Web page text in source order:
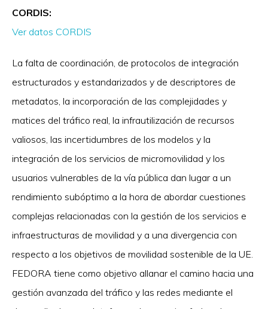
CORDIS:
Ver datos CORDIS
La falta de coordinación, de protocolos de integración
estructurados y estandarizados y de descriptores de
metadatos, la incorporación de las complejidades y
matices del tráfico real, la infrautilización de recursos
valiosos, las incertidumbres de los modelos y la
integración de los servicios de micromovilidad y los
usuarios vulnerables de la vía pública dan lugar a un
rendimiento subóptimo a la hora de abordar cuestiones
complejas relacionadas con la gestión de los servicios e
infraestructuras de movilidad y a una divergencia con
respecto a los objetivos de movilidad sostenible de la UE.
FEDORA tiene como objetivo allanar el camino hacia una
gestión avanzada del tráfico y las redes mediante el